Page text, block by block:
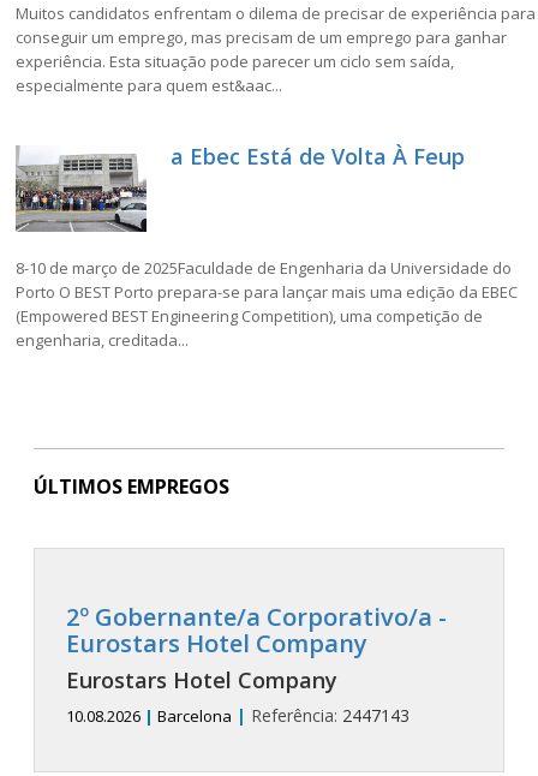
Muitos candidatos enfrentam o dilema de precisar de experiência para
conseguir um emprego, mas precisam de um emprego para ganhar
experiência. Esta situação pode parecer um ciclo sem saída,
especialmente para quem est&aac...
a Ebec Está de Volta À Feup
8-10 de março de 2025Faculdade de Engenharia da Universidade do
Porto O BEST Porto prepara-se para lançar mais uma edição da EBEC
(Empowered BEST Engineering Competition), uma competição de
engenharia, creditada...
ÚLTIMOS EMPREGOS
2º Gobernante/a Corporativo/a -
Eurostars Hotel Company
Eurostars Hotel Company
10.08.2026 | Barcelona | Referência: 2447143